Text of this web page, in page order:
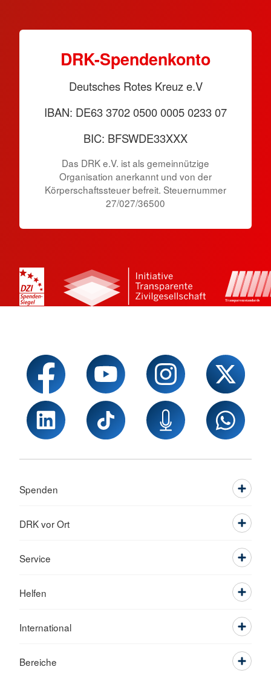
DRK-Spendenkonto
Deutsches Rotes Kreuz e.V
IBAN: DE63 3702 0500 0005 0233 07
BIC: BFSWDE33XXX
Das DRK e.V. ist als gemeinnützige
Organisation anerkannt und von der
Körperschaftssteuer befreit. Steuernummer
27/027/36500
Spenden
DRK vor Ort
Service
Helfen
International
Bereiche